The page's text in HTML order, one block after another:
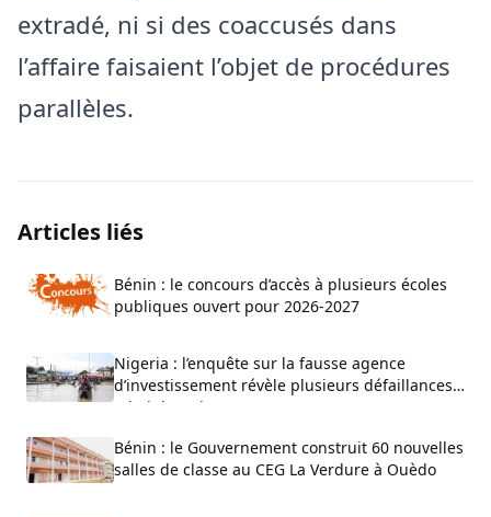
extradé, ni si des coaccusés dans
l’affaire faisaient l’objet de procédures
parallèles.
Articles liés
Bénin : le concours d’accès à plusieurs écoles
publiques ouvert pour 2026-2027
Nigeria : l’enquête sur la fausse agence
d’investissement révèle plusieurs défaillances
administratives
Bénin : le Gouvernement construit 60 nouvelles
salles de classe au CEG La Verdure à Ouèdo